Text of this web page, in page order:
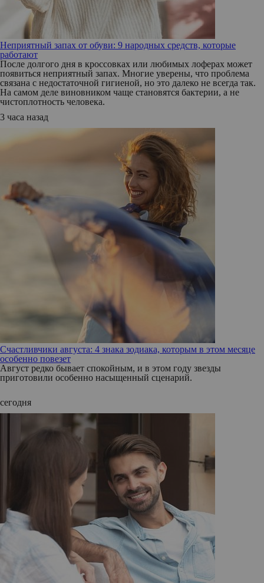
Неприятный запах от обуви: 9 народных средств, которые
работают
После долгого дня в кроссовках или любимых лоферах может
появиться неприятный запах. Многие уверены, что проблема
связана с недостаточной гигиеной, но это далеко не всегда так.
На самом деле виновником чаще становятся бактерии, а не
чистоплотность человека.
3 часа назад
Счастливчики августа: 4 знака зодиака, которым в этом месяце
особенно повезет
Август редко бывает спокойным, и в этом году звезды
приготовили особенно насыщенный сценарий.
сегодня